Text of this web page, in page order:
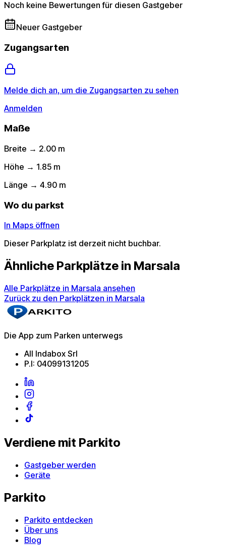
Noch keine Bewertungen für diesen Gastgeber
Neuer Gastgeber
Zugangsarten
Melde dich an, um die Zugangsarten zu sehen
Anmelden
Maße
Breite → 2.00 m
Höhe → 1.85 m
Länge → 4.90 m
Wo du parkst
In Maps öffnen
Dieser Parkplatz ist derzeit nicht buchbar.
Ähnliche Parkplätze in Marsala
Alle Parkplätze in Marsala ansehen
Zurück zu den Parkplätzen in Marsala
Die App zum Parken unterwegs
All Indabox Srl
P.I: 04099131205
Verdiene mit Parkito
Gastgeber werden
Geräte
Parkito
Parkito entdecken
Über uns
Blog